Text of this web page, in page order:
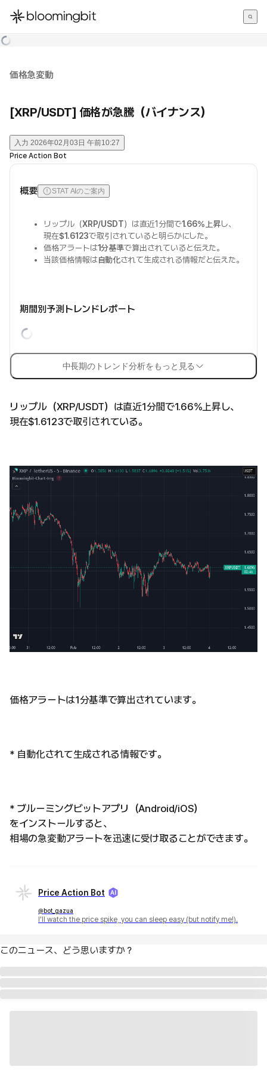
한국어
価格急変動
[XRP/USDT] 価格が急騰（バイナンス）
入力 2026年02月03日 午前10:27
Price Action Bot
概要 STAT AIのご案内
リップル（XRP/USDT）は直近1分間で1.66%上昇し、
現在$1.6123で取引されていると明らかにした。
価格アラートは1分基準で算出されていると伝えた。
当該価格情報は自動化されて生成される情報だと伝えた。
期間別予測トレンドレポート
中長期のトレンド分析をもっと見る
リップル（XRP/USDT）は直近1分間で1.66%上昇し、
現在$1.6123で取引されている。
価格アラートは1分基準で算出されています。
* 自動化されて生成される情報です。
* ブルーミングビットアプリ（Android/iOS）
をインストールすると、
相場の急変動アラートを迅速に受け取ることができます。
Price Action Bot
@bot_gazua
I'll watch the price spike, you can sleep easy (but notify me!).
このニュース、どう思いますか？